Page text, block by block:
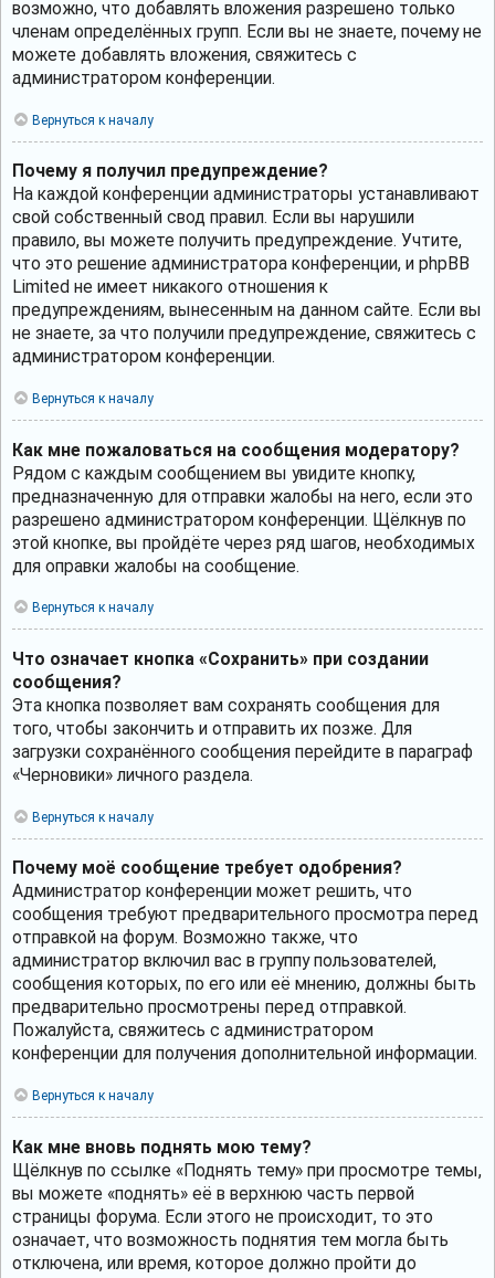
возможно, что добавлять вложения разрешено только
членам определённых групп. Если вы не знаете, почему не
можете добавлять вложения, свяжитесь с
администратором конференции.
Вернуться к началу
Почему я получил предупреждение?
На каждой конференции администраторы устанавливают
свой собственный свод правил. Если вы нарушили
правило, вы можете получить предупреждение. Учтите,
что это решение администратора конференции, и phpBB
Limited не имеет никакого отношения к
предупреждениям, вынесенным на данном сайте. Если вы
не знаете, за что получили предупреждение, свяжитесь с
администратором конференции.
Вернуться к началу
Как мне пожаловаться на сообщения модератору?
Рядом с каждым сообщением вы увидите кнопку,
предназначенную для отправки жалобы на него, если это
разрешено администратором конференции. Щёлкнув по
этой кнопке, вы пройдёте через ряд шагов, необходимых
для оправки жалобы на сообщение.
Вернуться к началу
Что означает кнопка «Сохранить» при создании
сообщения?
Эта кнопка позволяет вам сохранять сообщения для
того, чтобы закончить и отправить их позже. Для
загрузки сохранённого сообщения перейдите в параграф
«Черновики» личного раздела.
Вернуться к началу
Почему моё сообщение требует одобрения?
Администратор конференции может решить, что
сообщения требуют предварительного просмотра перед
отправкой на форум. Возможно также, что
администратор включил вас в группу пользователей,
сообщения которых, по его или её мнению, должны быть
предварительно просмотрены перед отправкой.
Пожалуйста, свяжитесь с администратором
конференции для получения дополнительной информации.
Вернуться к началу
Как мне вновь поднять мою тему?
Щёлкнув по ссылке «Поднять тему» при просмотре темы,
вы можете «поднять» её в верхнюю часть первой
страницы форума. Если этого не происходит, то это
означает, что возможность поднятия тем могла быть
отключена, или время, которое должно пройти до